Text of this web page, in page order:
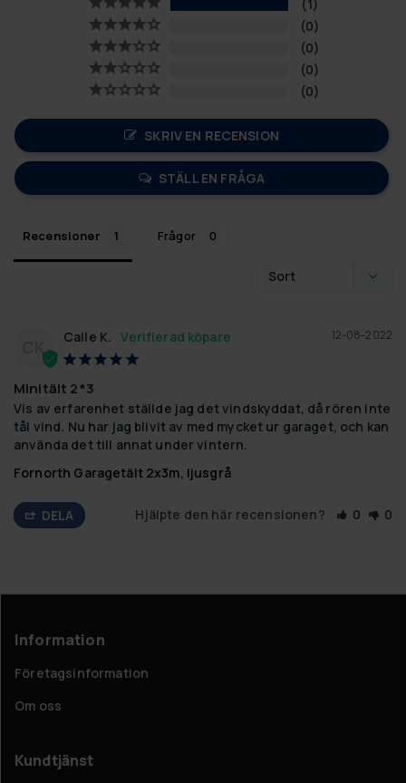
1
0
0
0
0
SKRIV EN RECENSION
STÄLL EN FRÅGA
Recensioner Frågor
CK
12-08-2022
Calle K.
Minitält 2*3
Vis av erfarenhet ställde jag det vindskyddat, då rören inte
tål vind. Nu har jag blivit av med mycket ur garaget, och kan
använda det till annat under vintern.
Fornorth Garagetält 2x3m, ljusgrå
DELA Hjälpte den här recensionen? 0 0
Information
Företagsinformation
Om oss
Kundtjänst